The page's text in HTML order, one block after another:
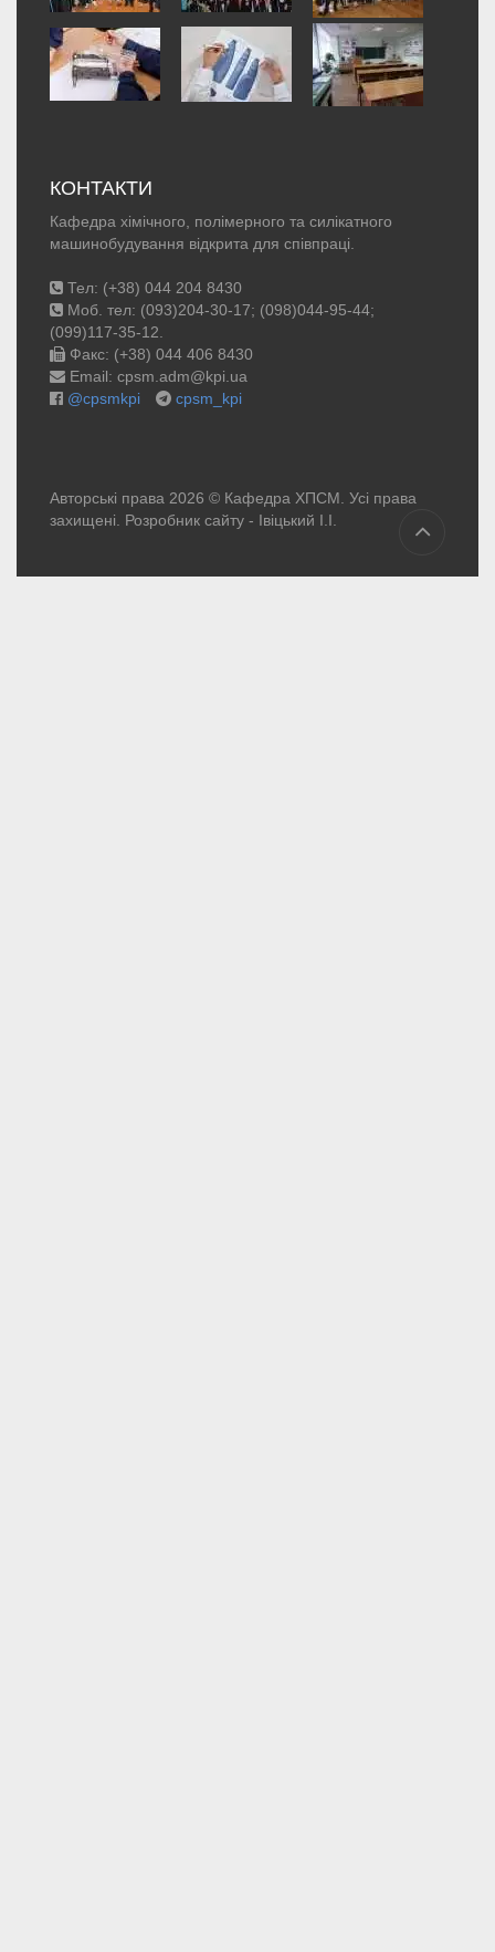
КОНТАКТИ
Кафедра хімічного, полімерного та силікатного
машинобудування відкрита для співпраці.
Тел: (+38) 044 204 8430
Моб. тел: (093)204-30-17; (098)044-95-44;
(099)117-35-12.
Факс: (+38) 044 406 8430
Email: cpsm.adm@kpi.ua
@cpsmkpi
cpsm_kpi
Авторські права 2026 © Кафедра ХПСМ. Усі права
захищені. Розробник сайту - Івіцький І.І.